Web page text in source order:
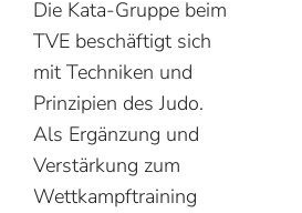
Die Kata-Gruppe beim
TVE beschäftigt sich
mit Techniken und
Prinzipien des Judo.
Als Ergänzung und
Verstärkung zum
Wettkampftraining